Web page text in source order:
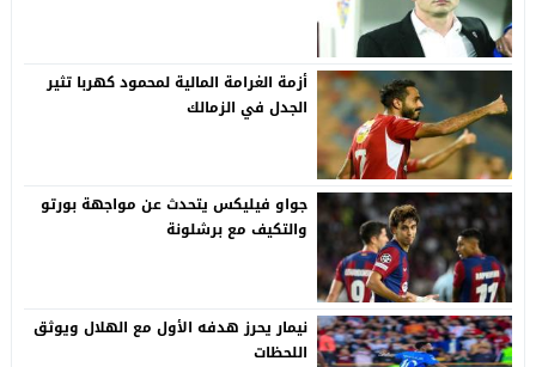
أزمة الغرامة المالية لمحمود كهربا تثير
الجدل في الزمالك
جواو فيليكس يتحدث عن مواجهة بورتو
والتكيف مع برشلونة
نيمار يحرز هدفه الأول مع الهلال ويوثق
اللحظات